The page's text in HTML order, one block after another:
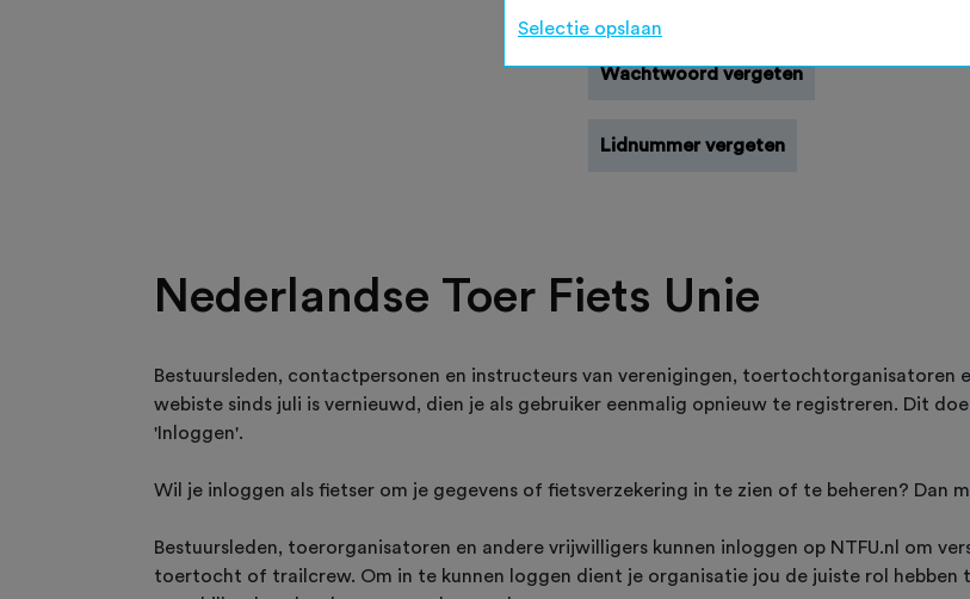
Wachtwoord vergeten
Lidnummer vergeten
Nederlandse Toer Fiets Unie
Bestuursleden, contactpersonen en instructeurs van verenigingen, toertochtorganisatoren
webiste sinds juli is vernieuwd, dien je als gebruiker eenmalig opnieuw te registreren. Dit
'Inloggen'.
Wil je inloggen als fietser om je gegevens of fietsverzekering in te zien of te beheren? Dan
Bestuursleden, toerorganisatoren en andere vrijwilligers kunnen inloggen op NTFU.nl om
toertocht of trailcrew. Om in te kunnen loggen dient je organisatie jou de juiste rol hebben
Selectie opslaan